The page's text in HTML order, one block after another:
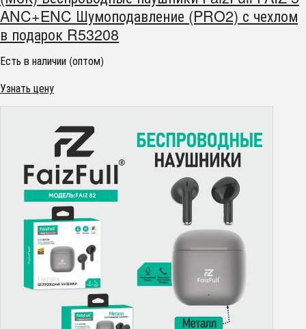
ANC+ENC Шумоподавление (PRO2) с чехлом
в подарок R53208
Есть в наличии (оптом)
Узнать цену